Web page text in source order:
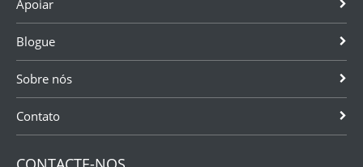
Apoiar
Blogue
Sobre nós
Contato